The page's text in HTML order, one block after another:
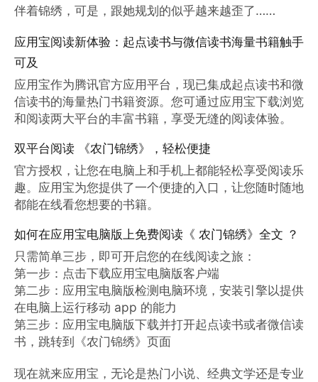
伴着锦绣，可是，跟她规划的似乎越来越歪了……
应用宝阅读新体验：起点读书与微信读书海量书籍触手
可及
应用宝作为腾讯官方应用平台，现已集成起点读书和微
信读书的海量热门书籍资源。您可通过应用宝下载浏览
和阅读两大平台的丰富书籍，享受无缝的阅读体验。
双平台阅读 《农门锦绣》，轻松便捷
官方授权，让您在电脑上和手机上都能轻松享受阅读乐
趣。应用宝为您提供了一个便捷的入口，让您随时随地
都能在线看您想要的书籍。
如何在应用宝电脑版上免费阅读《 农门锦绣》全文 ？
只需简单三步，即可开启您的在线阅读之旅：
第一步：点击下载应用宝电脑版客户端
第二步：应用宝电脑版检测电脑环境，安装引擎以提供
在电脑上运行移动 app 的能力
第三步：应用宝电脑版下载并打开起点读书或者微信读
书，跳转到《农门锦绣》页面
现在就来应用宝，无论是热门小说、经典文学还是专业